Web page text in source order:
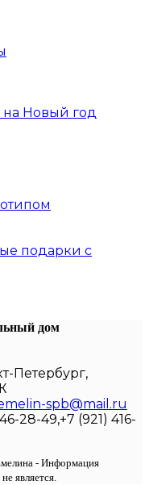
Новый год
подарки с
дом
Петербург,
spb@mail.ru
28-49,+7 (921) 416-
- Информация
является.